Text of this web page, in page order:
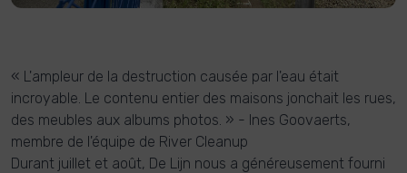
« L'ampleur de la destruction causée par l'eau était
incroyable. Le contenu entier des maisons jonchait les rues,
des meubles aux albums photos. » - Ines Goovaerts,
membre de l'équipe de River Cleanup
Durant juillet et août, De Lijn nous a généreusement fourni